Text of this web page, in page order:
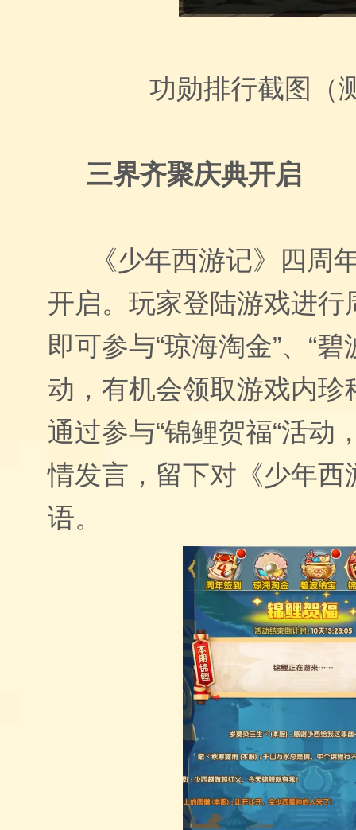
功勋排行截图（
三界齐聚庆典开启
《少年西游记》四周
开启。玩家登陆游戏进行
即可参与“琼海淘金”、“
动，有机会领取游戏内珍
通过参与“锦鲤贺福“活动
情发言，留下对《少年西
语。